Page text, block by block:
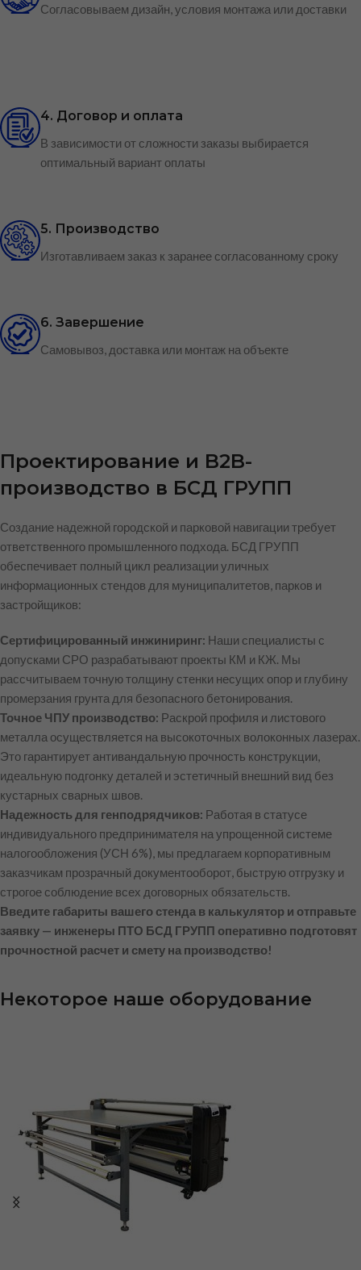
Согласовываем дизайн, условия монтажа или доставки
4. Договор и оплата
В зависимости от сложности заказы выбирается
оптимальный вариант оплаты
5. Производство
Изготавливаем заказ к заранее согласованному сроку
6. Завершение
Самовывоз, доставка или монтаж на объекте
Проектирование и B2B-
производство в БСД ГРУПП
Создание надежной городской и парковой навигации требует
ответственного промышленного подхода. БСД ГРУПП
обеспечивает полный цикл реализации уличных
информационных стендов для муниципалитетов, парков и
застройщиков:
Сертифицированный инжиниринг: Наши специалисты с
допусками СРО разрабатывают проекты КМ и КЖ. Мы
рассчитываем точную толщину стенки несущих опор и глубину
промерзания грунта для безопасного бетонирования.
Точное ЧПУ производство: Раскрой профиля и листового
металла осуществляется на высокоточных волоконных лазерах.
Это гарантирует антивандальную прочность конструкции,
идеальную подгонку деталей и эстетичный внешний вид без
кустарных сварных швов.
Надежность для генподрядчиков: Работая в статусе
индивидуального предпринимателя на упрощенной системе
налогообложения (УСН 6%), мы предлагаем корпоративным
заказчикам прозрачный документооборот, быструю отгрузку и
строгое соблюдение всех договорных обязательств.
Введите габариты вашего стенда в калькулятор и отправьте
заявку — инженеры ПТО БСД ГРУПП оперативно подготовят
прочностной расчет и смету на производство!
Некоторое наше оборудование